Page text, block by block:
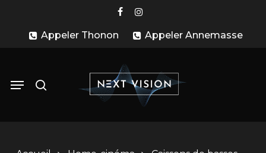
facebook
instagram
Appeler Thonon
Appeler Annemasse
Menu